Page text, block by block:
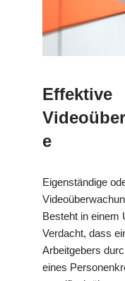
Effektive
e
Eigenständige
Besteht in einem
Verdacht, dass
Arbeitgebers
eines